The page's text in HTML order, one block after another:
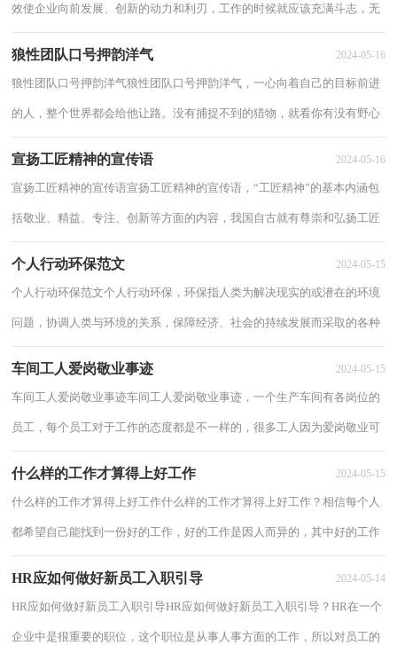
效使企业向前发展、创新的动力和利刃，工作的时候就应该充满斗志，无
狼性团队口号押韵洋气 2024-05-16
狼性团队口号押韵洋气狼性团队口号押韵洋气，一心向着自己的目标前进
的人，整个世界都会给他让路。没有捕捉不到的猎物，就看你有没有野心
宣扬工匠精神的宣传语 2024-05-16
宣扬工匠精神的宣传语宣扬工匠精神的宣传语，“工匠精神”的基本内涵包
括敬业、精益、专注、创新等方面的内容，我国自古就有尊崇和弘扬工匠
个人行动环保范文 2024-05-15
个人行动环保范文个人行动环保，环保指人类为解决现实的或潜在的环境
问题，协调人类与环境的关系，保障经济、社会的持续发展而采取的各种
车间工人爱岗敬业事迹 2024-05-15
车间工人爱岗敬业事迹车间工人爱岗敬业事迹，一个生产车间有各岗位的
员工，每个员工对于工作的态度都是不一样的，很多工人因为爱岗敬业可
什么样的工作才算得上好工作 2024-05-15
什么样的工作才算得上好工作什么样的工作才算得上好工作？相信每个人
都希望自己能找到一份好的工作，好的工作是因人而异的，其中好的工作
HR应如何做好新员工入职引导 2024-05-14
HR应如何做好新员工入职引导HR应如何做好新员工入职引导？HR在一个
企业中是很重要的职位，这个职位是从事人事方面的工作，所以对员工的